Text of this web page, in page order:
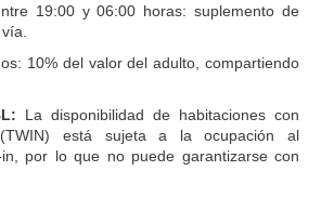
19:00 y 06:00 horas: suplemento de
10% del valor del adulto, compartiendo
La disponibilidad de habitaciones con
está sujeta a la ocupación al
por lo que no puede garantizarse con